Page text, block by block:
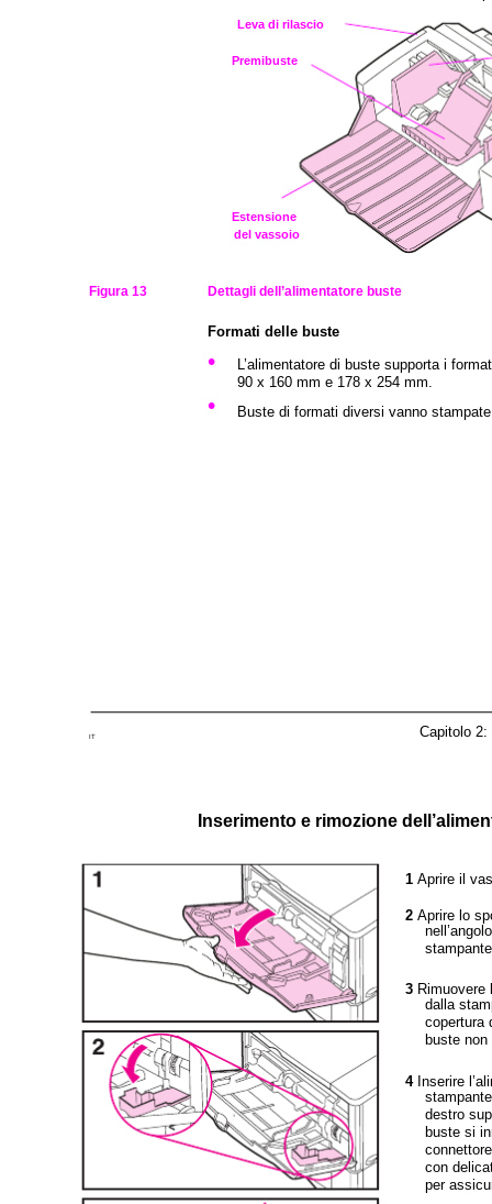
IT Capitolo 2:
Figura 13 Dettagli dell’alimentatore buste
Formati delle buste
•
L’alimentatore di buste supporta i
90 x 160 mm e 178 x 254 mm.
• Buste di formati diversi vanno
Estensione
del vassoio
Premibuste
Leva di rilascio
Inserimento e rimozione
1 Aprire il
2 Aprire lo
3 Rimuovere
dalla
copertura
buste
4 Inserire
destro
buste si
con
per